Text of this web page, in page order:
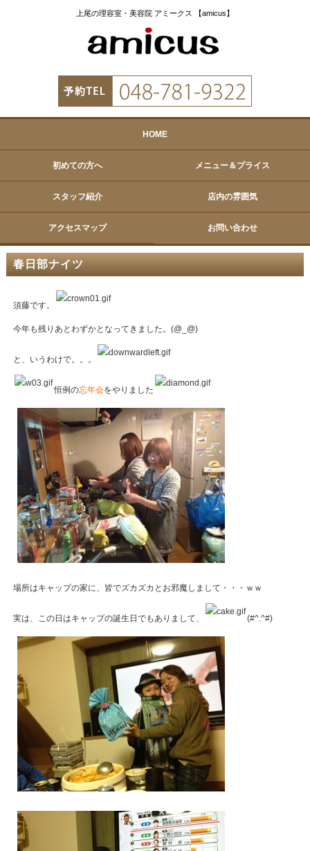
上尾の理容室・美容院 アミークス 【amicus】
HOME
初めての方へ メニュー＆プライス
スタッフ紹介 店内の雰囲気
アクセスマップ お問い合わせ
春日部ナイツ
須藤です。
今年も残りあとわずかとなってきました。(@_@)
と、いうわけで。。。
恒例の忘年会をやりました
場所はキャップの家に、皆でズカズカとお邪魔しまして・・・ｗｗ
実は、この日はキャップの誕生日でもありまして、 (#^.^#)